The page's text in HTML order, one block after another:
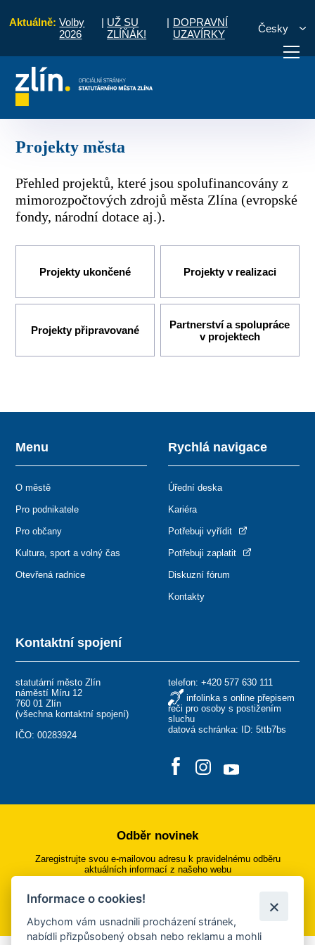
Aktuálně: Volby
2026
| UŽ SU
ZLÍŇÁK!
| DOPRAVNÍ
UZAVÍRKY
Česky
vyřídit
Projekty města
Přehled projektů, které jsou spolufinancovány z
mimorozpočtových zdrojů města Zlína (evropské
fondy, národní dotace aj.).
Projekty ukončené Projekty v realizaci
Projekty připravované
Partnerství a spolupráce
v projektech
Kontaktní spojení
statutární město Zlín
náměstí Míru 12
760 01 Zlín
(všechna kontaktní spojení)
IČO: 00283924
telefon: +420 577 630 111
infolinka s online přepisem
řeči pro osoby s postižením
sluchu
datová schránka: ID: 5ttb7bs
Menu
O městě
Pro podnikatele
Pro občany
Kultura, sport a volný čas
Otevřená radnice
Rychlá navigace
Úřední deska
Kariéra
Potřebuji vyřídit
Potřebuji zaplatit
Diskuzní fórum
Kontakty
Odběr novinek
Zaregistrujte svou e-mailovou adresu k pravidelnému odběru
aktuálních informací z našeho webu
Přihlásit se k odběru
Informace o cookies!
Abychom vám usnadnili procházení stránek,
nabídli přizpůsobený obsah nebo reklamu a mohli